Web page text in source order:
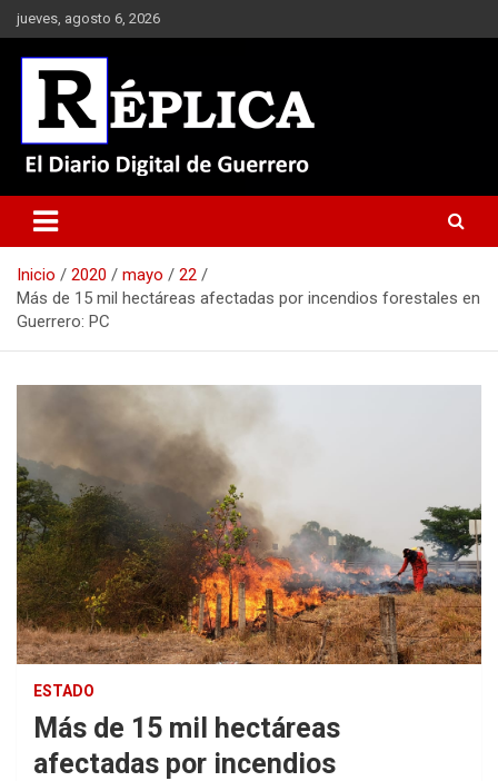
Saltar
al
contenido
jueves, agosto 6, 2026
Réplica
Inicio 2020 mayo
22
Más de 15 mil hectáreas afectadas por incendios forestales en
Guerrero: PC
ESTADO
Más de 15 mil hectáreas
afectadas por incendios